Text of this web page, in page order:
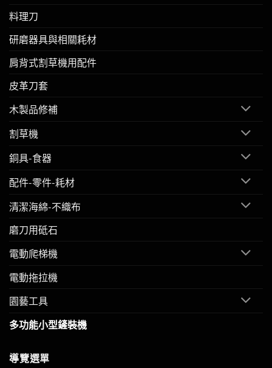
料理刀
研磨器具與相關耗材
肩背式割草機用配件
皮革刀套
木製品修補
割草機
銅具-食器
配件-零件-耗材
清潔海綿-不織布
磨刀用砥石
電動爬梯機
電動拖拉機
園藝工具
多功能小型鏟裝機
導覽選單